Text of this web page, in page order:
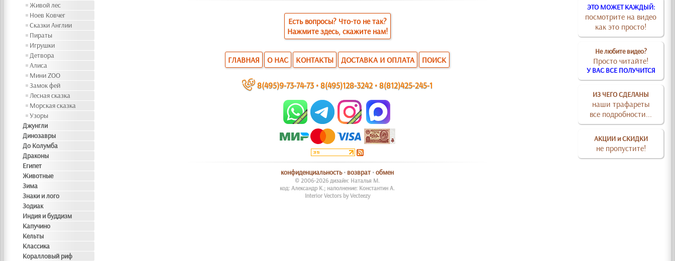
Живой лес
Ноев Ковчег
Сказки Англии
Пираты
Игрушки
Детвора
Алиса
Мини ZOO
Замок фей
Лесная сказка
Морская сказка
Узоры
Джунгли
Динозавры
До Колумба
Драконы
Египет
Животные
Зима
Знаки и лого
Зодиак
Индия и буддизм
Капучино
Кельты
Классика
Коралловый риф
ЭТО МОЖЕТ КАЖДЫЙ:
посмотрите на видео
как это просто!
Не любите видео?
Просто читайте!
У ВАС ВСЕ ПОЛУЧИТСЯ
ИЗ ЧЕГО СДЕЛАНЫ
наши трафареты
все подробности...
АКЦИИ и СКИДКИ
не пропустите!
Есть вопросы? Что-то не так?
Нажмите здесь, скажите нам!
ГЛАВНАЯ О НАС КОНТАКТЫ ДОСТАВКА И ОПЛАТА ПОИСК
~ 8(495)9-73-74-73 •8(495)128-3242 •8(812)425-245-1
конфиденциальность• возврат •обмен
© 2006-2026 дизайн: Наталья М.
код: Александр К.; наполнение: Константин А.
Interior Vectors by Vecteezy